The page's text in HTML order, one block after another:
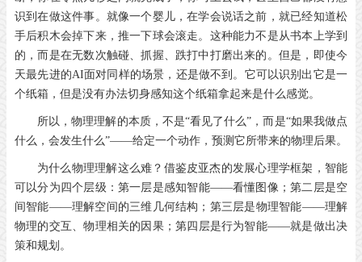
识到在做这件事。就像一个婴儿，在学会说话之前，就已经知道松
手后积木会掉下来，推一下球会滚走。这种能力不是从书本上学到
的，而是在无数次触碰、抓握、跌打中打磨出来的。但是，即使今
天最先进的AI面对同样的场景，还是做不到。它可以识别出它是一
个纸箱，但是没有办法切身感知这个纸箱拿起来是什么感觉。
所以，物理理解的本质，不是“看见了什么”，而是“如果我做点
什么，会发生什么”——给定一个动作，预测它所带来的物理后果。
为什么物理理解这么难？借鉴皮亚杰的发展心理学框架，智能
可以分为四个层级：第一层是感知智能——看懂图像；第二层是空
间智能——理解空间的三维几何结构；第三层是物理智能——理解
物理的交互、物理相关的因果；第四层是行为智能——就是做出决
策和规划。